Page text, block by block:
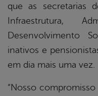
que as secretarias
Infraestrutura,
Desenvolvimento
inativos e
em dia mais uma vez.
“Nosso